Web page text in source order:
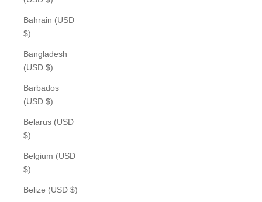
Bahrain (USD
$)
Bangladesh
(USD $)
Barbados
(USD $)
Belarus (USD
$)
Belgium (USD
$)
Belize (USD $)